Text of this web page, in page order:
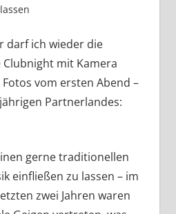
darf ich wieder die
Clubnight mit Kamera
vom ersten Abend –
Partnerlandes:
gerne traditionellen
einfließen zu lassen – im
zwei Jahren waren